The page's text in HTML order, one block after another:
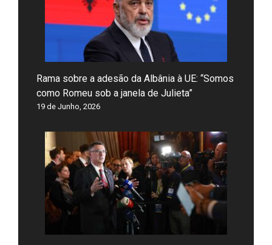
Rama sobre a adesão da Albânia à UE: “Somos
como Romeu sob a janela de Julieta”
19 de Junho, 2026